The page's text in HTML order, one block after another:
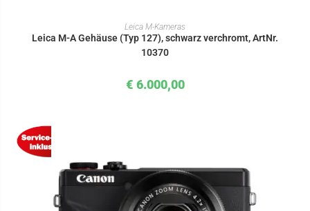
IN DEN WARENKORB
Leica M-Kameras
Leica M-A Gehäuse (Typ 127), schwarz verchromt, ArtNr.
10370
€ 6.000,00